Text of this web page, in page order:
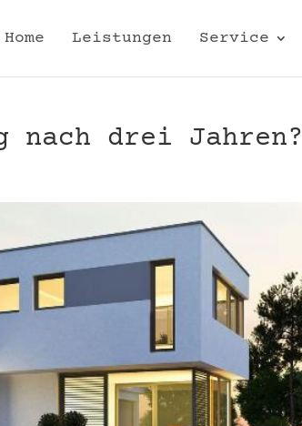
Home Leistungen Service
nach drei Jahren?